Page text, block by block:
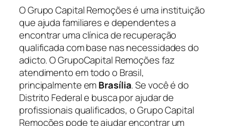
O Grupo Capital Remoções é uma instituição
que ajuda familiares e dependentes a
encontrar uma clínica de recuperação
qualificada com base nas necessidades do
adicto. O GrupoCapital Remoções faz
atendimento em todo o Brasil,
principalmente emBrasília. Se você é do
Distrito Federal e busca por ajudar de
profissionais qualificados, o Grupo Capital
Remoções pode te ajudar encontrar um